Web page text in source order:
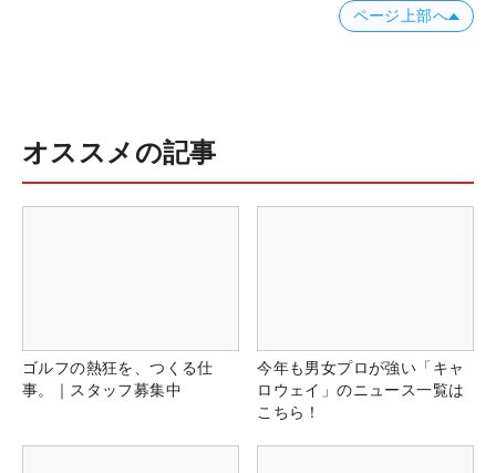
ページ上部へ
オススメの記事
ゴルフの熱狂を、つくる仕
事。｜スタッフ募集中
今年も男女プロが強い「キャ
ロウェイ」のニュース一覧は
こちら！